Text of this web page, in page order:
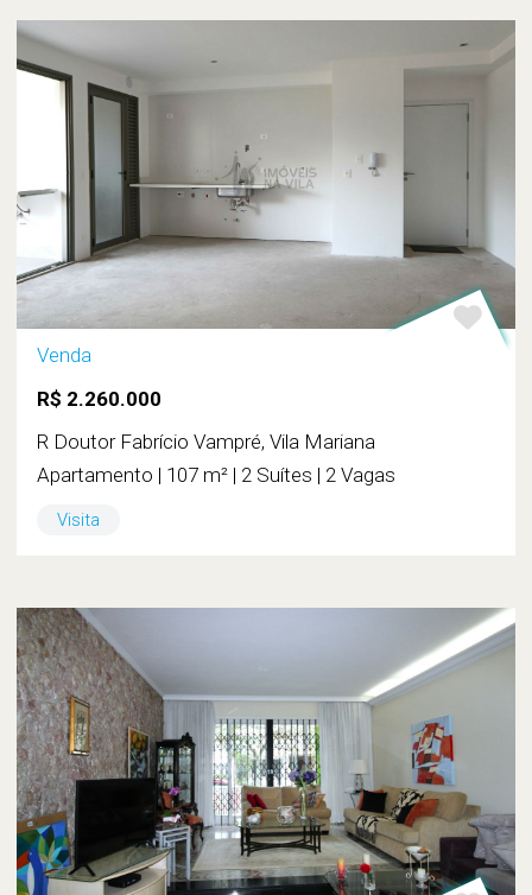
Venda
R$ 2.260.000
R Doutor Fabrício Vampré, Vila Mariana
Apartamento | 107 m² | 2 Suítes | 2 Vagas
Visita